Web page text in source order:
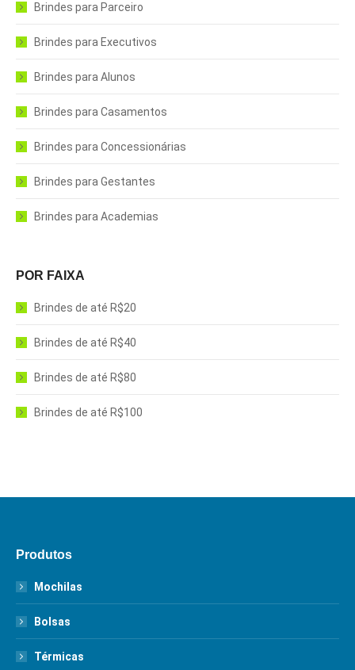
Brindes para Parceiro
Brindes para Executivos
Brindes para Alunos
Brindes para Casamentos
Brindes para Concessionárias
Brindes para Gestantes
Brindes para Academias
POR FAIXA
Brindes de até R$20
Brindes de até R$40
Brindes de até R$80
Brindes de até R$100
Produtos
Mochilas
Bolsas
Térmicas